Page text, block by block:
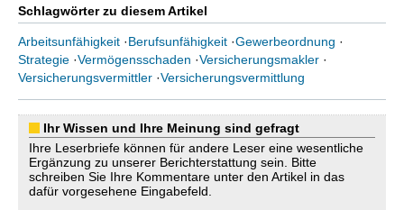
Schlagwörter zu diesem Artikel
Arbeitsunfähigkeit ·Berufsunfähigkeit ·Gewerbeordnung ·
Strategie ·Vermögensschaden ·Versicherungsmakler ·
Versicherungsvermittler ·Versicherungsvermittlung
Ihr Wissen und Ihre Meinung sind gefragt
Ihre Leserbriefe können für andere Leser eine wesentliche
Ergänzung zu unserer Berichterstattung sein. Bitte
schreiben Sie Ihre Kommentare unter den Artikel in das
dafür vorgesehene Eingabefeld.